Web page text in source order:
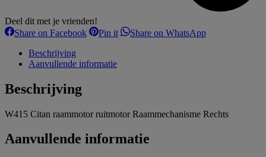
Deel dit met je vrienden!
Share on FacebookSharePin itShareShare on WhatsAppShare
Beschrijving
Aanvullende informatie
Beschrijving
W415 Citan raammotor ruitmotor Raammechanisme Rechts
Aanvullende informatie